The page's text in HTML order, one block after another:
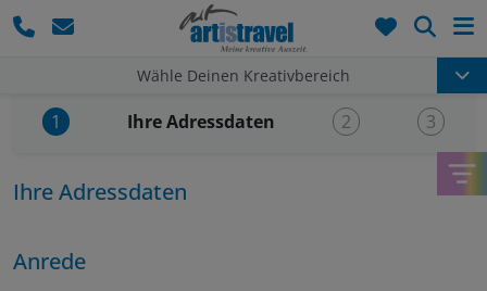
Wähle Deinen Kreativbereich
1 Aktueller Schritt:
Ihre Adressdaten 2 3
Ihre Adressdaten
Anrede